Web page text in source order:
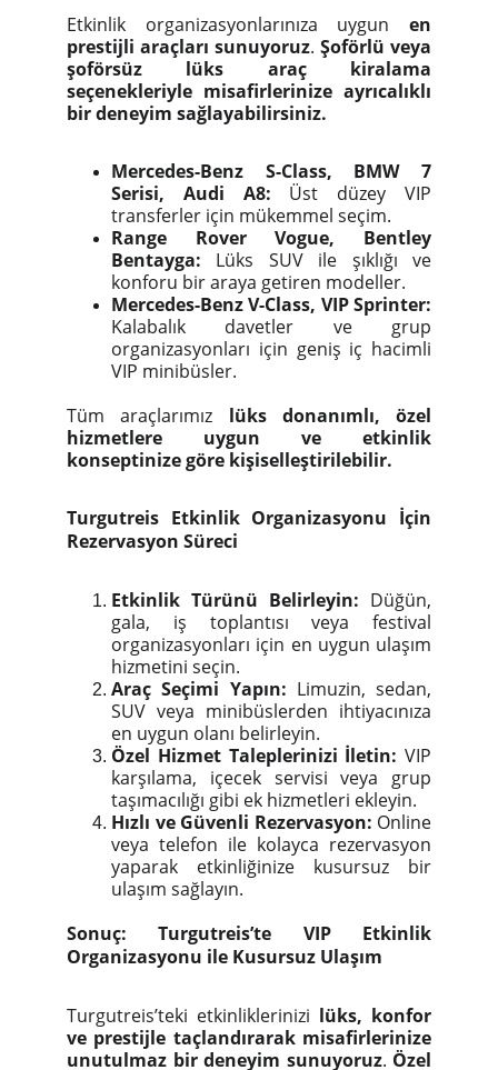
Etkinlik organizasyonlarınıza uygun en
prestijli araçları sunuyoruz. Şoförlü veya
şoförsüz lüks araç kiralama
seçenekleriyle misafirlerinize ayrıcalıklı
bir deneyim sağlayabilirsiniz.
Mercedes-Benz S-Class, BMW 7
Serisi, Audi A8: Üst düzey VIP
transferler için mükemmel seçim.
Range Rover Vogue, Bentley
Bentayga: Lüks SUV ile şıklığı ve
konforu bir araya getiren modeller.
Mercedes-Benz V-Class, VIP Sprinter:
Kalabalık davetler ve grup
organizasyonları için geniş iç hacimli
VIP minibüsler.
Tüm araçlarımız lüks donanımlı, özel
hizmetlere uygun ve etkinlik
konseptinize göre kişiselleştirilebilir.
Turgutreis Etkinlik Organizasyonu İçin
Rezervasyon Süreci
Etkinlik Türünü Belirleyin: Düğün,
gala, iş toplantısı veya festival
organizasyonları için en uygun ulaşım
hizmetini seçin.
Araç Seçimi Yapın: Limuzin, sedan,
SUV veya minibüslerden ihtiyacınıza
en uygun olanı belirleyin.
Özel Hizmet Taleplerinizi İletin: VIP
karşılama, içecek servisi veya grup
taşımacılığı gibi ek hizmetleri ekleyin.
Hızlı ve Güvenli Rezervasyon: Online
veya telefon ile kolayca rezervasyon
yaparak etkinliğinize kusursuz bir
ulaşım sağlayın.
Sonuç: Turgutreis’te VIP Etkinlik
Organizasyonu ile Kusursuz Ulaşım
Turgutreis’teki etkinliklerinizi lüks, konfor
ve prestijle taçlandırarak misafirlerinize
unutulmaz bir deneyim sunuyoruz. Özel